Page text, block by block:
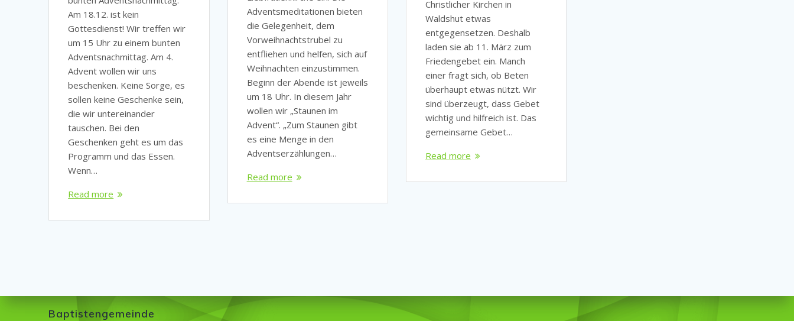
Am 18.12. ist kein
Gottesdienst! Wir treffen wir
um 15 Uhr zu einem bunten
Adventsnachmittag. Am 4.
Advent wollen wir uns
beschenken. Keine Sorge, es
sollen keine Geschenke sein,
die wir untereinander
tauschen. Bei den
Geschenken geht es um das
Programm und das Essen.
Wenn…
Read more
Adventsmeditationen bieten
die Gelegenheit, dem
Vorweihnachtstrubel zu
entfliehen und helfen, sich auf
Weihnachten einzustimmen.
Beginn der Abende ist jeweils
um 18 Uhr. In diesem Jahr
wollen wir „Staunen im
Advent“. „Zum Staunen gibt
es eine Menge in den
Adventserzählungen…
Read more
Christlicher Kirchen in
Waldshut etwas
entgegensetzen. Deshalb
laden sie ab 11. März zum
Friedengebet ein. Manch
einer fragt sich, ob Beten
überhaupt etwas nützt. Wir
sind überzeugt, dass Gebet
wichtig und hilfreich ist. Das
gemeinsame Gebet…
Read more
Baptistengemeinde